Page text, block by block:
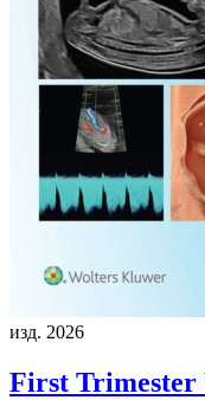
изд. 2026
First Trimester